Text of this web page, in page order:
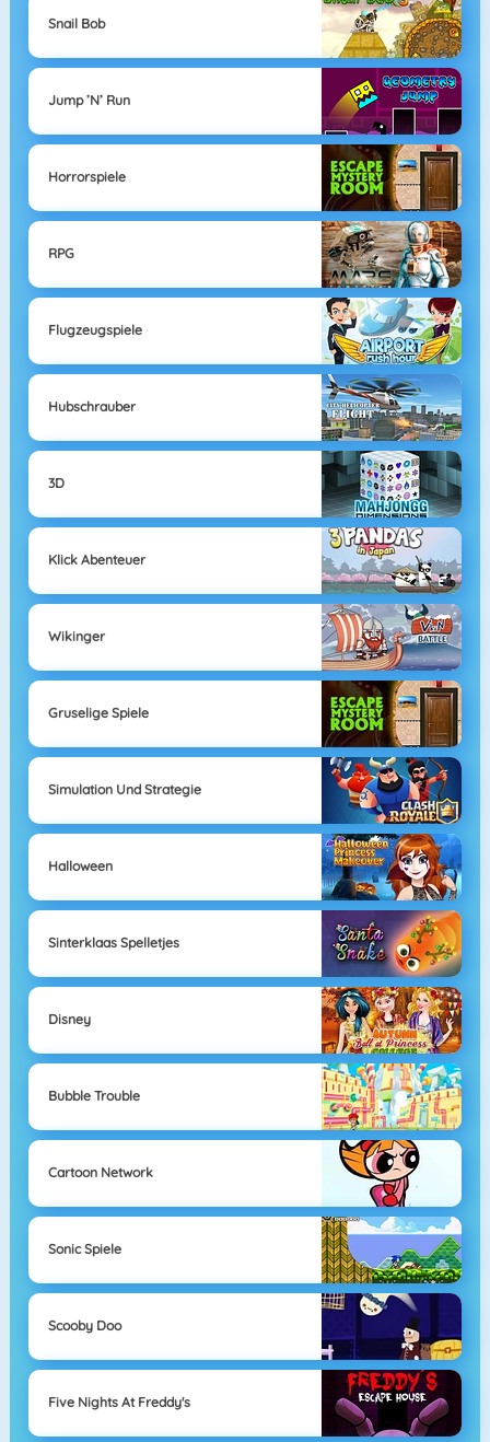
Snail Bob
Jump ’n’ Run
Horrorspiele
RPG
Flugzeugspiele
Hubschrauber
3D
Klick Abenteuer
Wikinger
Gruselige Spiele
Simulation Und Strategie
Halloween
Sinterklaas Spelletjes
Disney
Bubble Trouble
Cartoon Network
Sonic Spiele
Scooby Doo
Five Nights At Freddy's